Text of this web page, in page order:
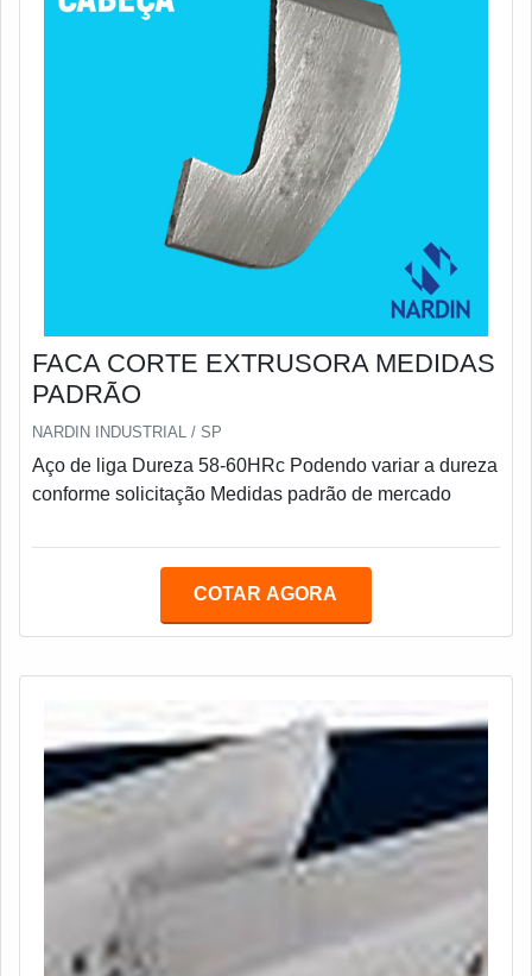
FACA CORTE EXTRUSORA MEDIDAS
PADRÃO
NARDIN INDUSTRIAL / SP
Aço de liga Dureza 58-60HRc Podendo variar a dureza
conforme solicitação Medidas padrão de mercado
COTAR AGORA